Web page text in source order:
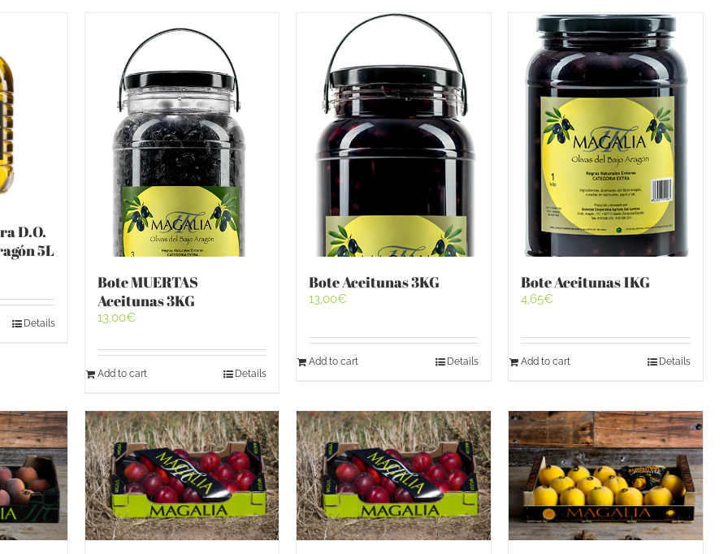
D.O.
5L
Details
Bote MUERTAS
Aceitunas 3KG
13,00€
Add to cart Details
Bote Aceitunas 3KG
13,00€
Add to cart Details
Bote Aceitunas 1KG
4,65€
Add to cart Details